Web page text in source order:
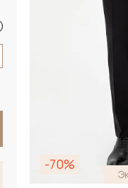
-70%